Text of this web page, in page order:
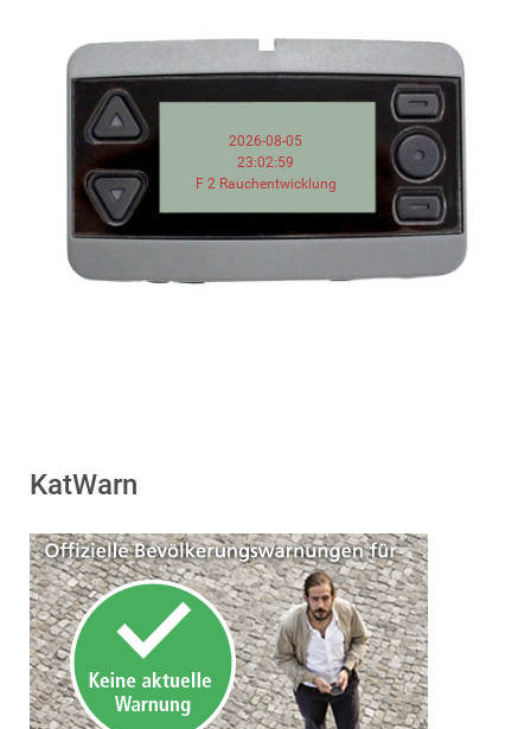
2026-08-05
23:02:59
F 2 Rauchentwicklung
KatWarn